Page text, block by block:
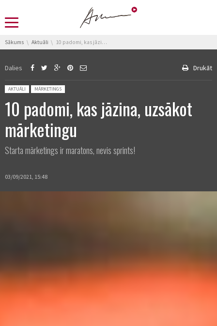
You are here:
Sākums Aktuāli 10 padomi, kas jāzina, uzsākot mārketingu
Dalies Drukāt
Posted in:
AKTUĀLI MĀRKETINGS
10 padomi, kas jāzina, uzsākot
mārketingu
Starta mārketings ir maratons, nevis sprints!
03/09/2021, 15:48